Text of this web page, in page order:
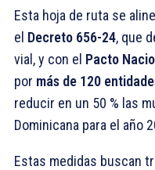
Esta hoja de ruta se
el Decreto 656-24, que
vial, y con el Pacto
por más de 120
reducir en un 50 % las
Dominicana para el año
Estas medidas buscan